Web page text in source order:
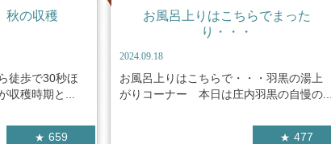
の収穫
徒歩で30秒ほ
収穫時期と...
659
お風呂上りはこちらでまった
り・・・
2024.09.18
お風呂上りはこちらで・・・羽黒の湯上
がりコーナー 本日は庄内羽黒の自慢の...
477